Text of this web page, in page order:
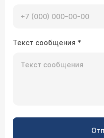
Текст сообщения *